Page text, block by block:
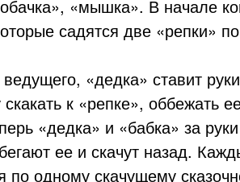
«мышка». В начале
садятся две «репки»
«дедка» ставит
к «репке», оббежать
«дедка» и «бабка» за
ее и скачут назад.
по одному скачущему